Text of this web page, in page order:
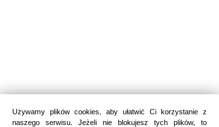
Używamy plików cookies, aby ułatwić Ci korzystanie z
naszego serwisu. Jeżeli nie blokujesz tych plików, to